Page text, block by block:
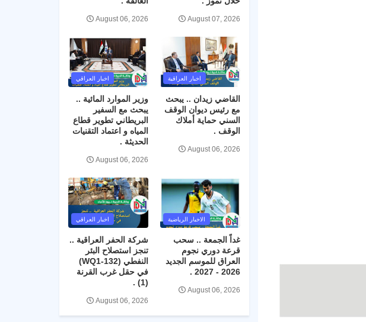
August 07, 2026
August 06, 2026
اخبار العراقية
القاضي زيدان .. يبحث
مع رئيس ديوان الوقف
السني حماية أملاك
الوقف .
August 06, 2026
اخبار العراقي
وزير الموارد المائية ..
يبحث مع السفير
البريطاني تطوير قطاع
المياه و اعتماد التقنيات
الحديثة .
August 06, 2026
الاخبار الرياضية
غداً الجمعة .. سحب
قرعة دوري نجوم
العراق للموسم الجديد
2026 - 2027 .
August 06, 2026
اخبار العراقي
شركة الحفر العراقية ..
تنجز استصلاح البئر
النفطي (WQ1-132)
في حقل غرب القرنة
(1) .
August 06, 2026